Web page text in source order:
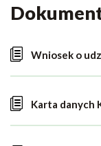
Wniosek o
Karta danych